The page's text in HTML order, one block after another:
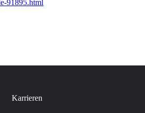
91895.html
Karrieren